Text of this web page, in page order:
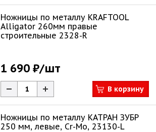
Ножницы по металлу KRAFTOOL
Alligator 260мм правые
строительные 2328-R
1 690 ₽/шт
В корзину
Ножницы по металлу КАТРАН ЗУБР
250 мм, левые, Cr-Mo, 23130-L